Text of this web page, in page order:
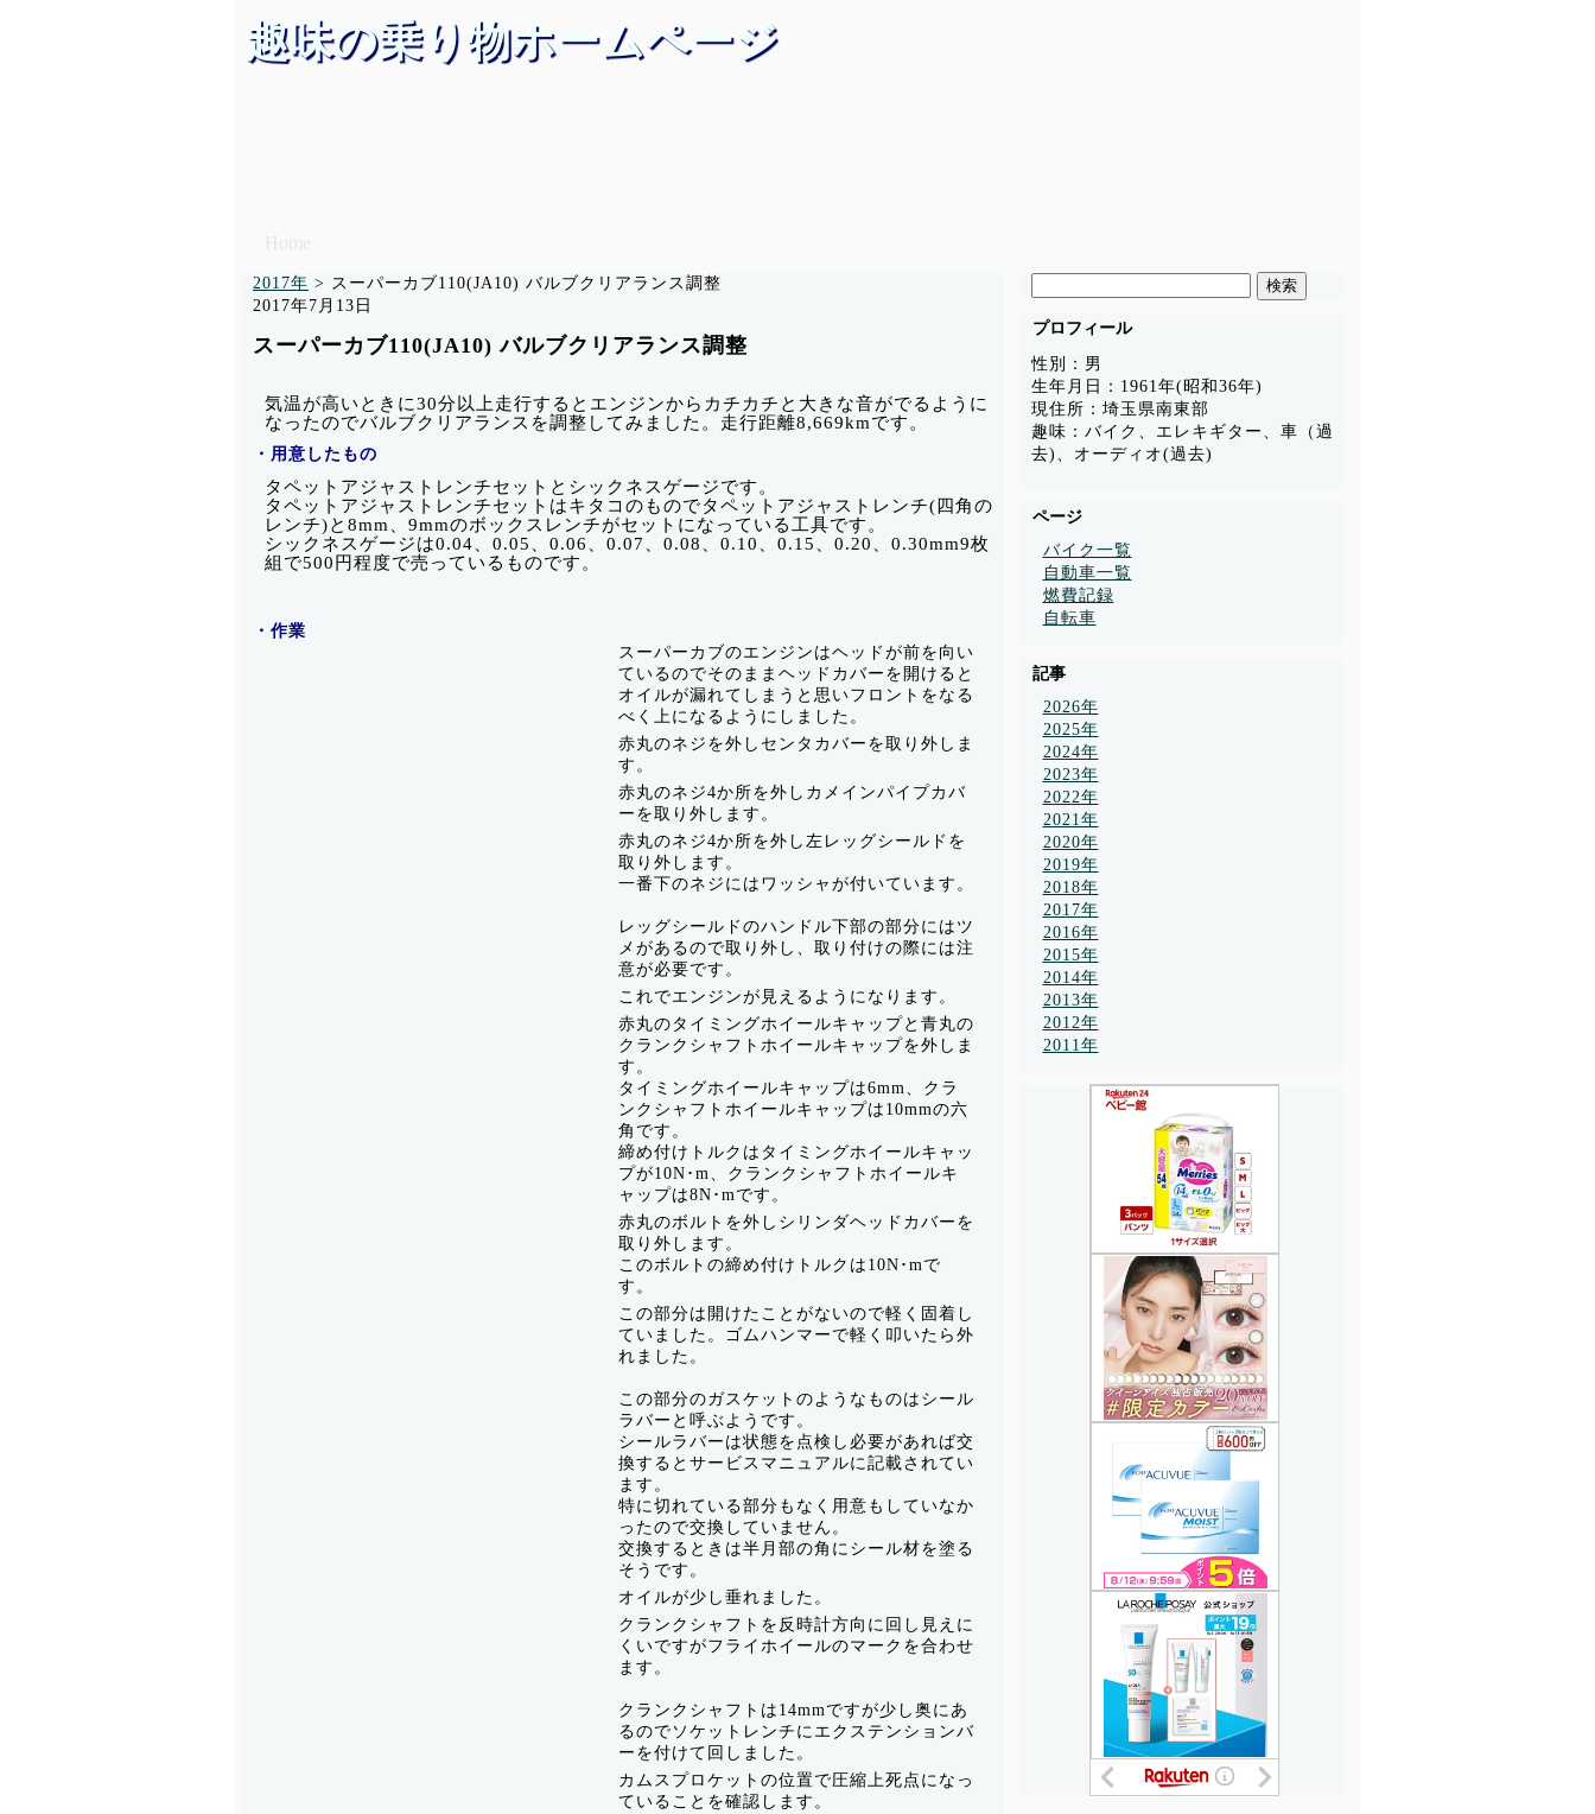
趣味の乗り物ホームページ
Home
2017年 > スーパーカブ110(JA10) バルブクリアランス調整
2017年7月13日
スーパーカブ110(JA10) バルブクリアランス調整
気温が高いときに30分以上走行するとエンジンからカチカチと大きな音がでるように
なったのでバルブクリアランスを調整してみました。走行距離8,669kmです。
・用意したもの
タペットアジャストレンチセットとシックネスゲージです。
タペットアジャストレンチセットはキタコのものでタペットアジャストレンチ(四角の
レンチ)と8mm、9mmのボックスレンチがセットになっている工具です。
シックネスゲージは0.04、0.05、0.06、0.07、0.08、0.10、0.15、0.20、0.30mm9枚
組で500円程度で売っているものです。
・作業
スーパーカブのエンジンはヘッドが前を向い
ているのでそのままヘッドカバーを開けると
オイルが漏れてしまうと思いフロントをなる
べく上になるようにしました。
赤丸のネジを外しセンタカバーを取り外しま
す。
赤丸のネジ4か所を外しカメインパイプカバ
ーを取り外します。
赤丸のネジ4か所を外し左レッグシールドを
取り外します。
一番下のネジにはワッシャが付いています。
レッグシールドのハンドル下部の部分にはツ
メがあるので取り外し、取り付けの際には注
意が必要です。
これでエンジンが見えるようになります。
赤丸のタイミングホイールキャップと青丸の
クランクシャフトホイールキャップを外しま
す。
タイミングホイールキャップは6mm、クラ
ンクシャフトホイールキャップは10mmの六
角です。
締め付けトルクはタイミングホイールキャッ
プが10N･m、クランクシャフトホイールキ
ャップは8N･mです。
赤丸のボルトを外しシリンダヘッドカバーを
取り外します。
このボルトの締め付けトルクは10N･mで
す。
この部分は開けたことがないので軽く固着し
ていました。ゴムハンマーで軽く叩いたら外
れました。
この部分のガスケットのようなものはシール
ラバーと呼ぶようです。
シールラバーは状態を点検し必要があれば交
換するとサービスマニュアルに記載されてい
ます。
特に切れている部分もなく用意もしていなか
ったので交換していません。
交換するときは半月部の角にシール材を塗る
そうです。
オイルが少し垂れました。
クランクシャフトを反時計方向に回し見えに
くいですがフライホイールのマークを合わせ
ます。
クランクシャフトは14mmですが少し奥にあ
るのでソケットレンチにエクステンションバ
ーを付けて回しました。
カムスプロケットの位置で圧縮上死点になっ
ていることを確認します。
プロフィール
性別：男
生年月日：1961年(昭和36年)
現住所：埼玉県南東部
趣味：バイク、エレキギター、車（過
去)、オーディオ(過去)
ページ
バイク一覧
自動車一覧
燃費記録
自転車
記事
2026年
2025年
2024年
2023年
2022年
2021年
2020年
2019年
2018年
2017年
2016年
2015年
2014年
2013年
2012年
2011年